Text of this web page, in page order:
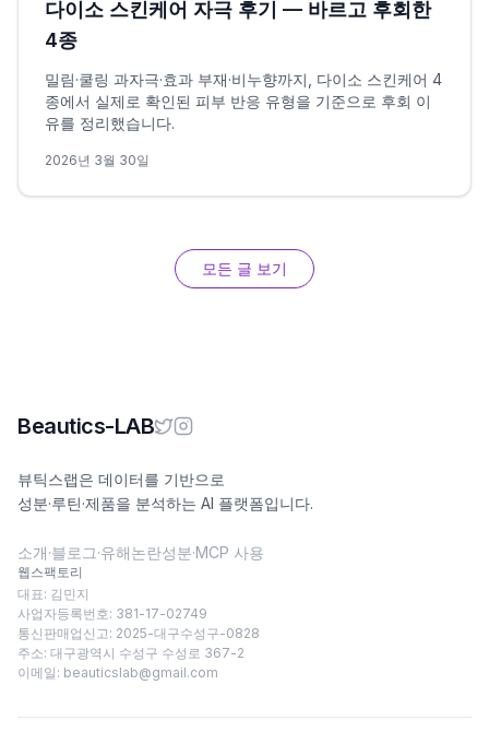
다이소 스킨케어 자극 후기 — 바르고 후회한
4종
밀림·쿨링 과자극·효과 부재·비누향까지, 다이소 스킨케어 4
종에서 실제로 확인된 피부 반응 유형을 기준으로 후회 이
유를 정리했습니다.
2026년 3월 30일
모든 글 보기
Beautics-LAB
뷰틱스랩은 데이터를 기반으로
성분·루틴·제품을 분석하는 AI 플랫폼입니다.
소개·블로그·유해논란성분·MCP 사용
웹스팩토리
대표: 김민지
사업자등록번호: 381-17-02749
통신판매업신고: 2025-대구수성구-0828
주소: 대구광역시 수성구 수성로 367-2
이메일: beauticslab@gmail.com